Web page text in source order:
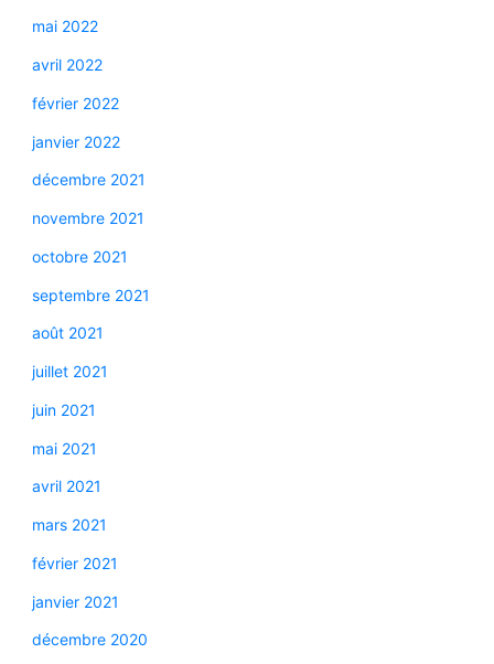
mai 2022
avril 2022
février 2022
janvier 2022
décembre 2021
novembre 2021
octobre 2021
septembre 2021
août 2021
juillet 2021
juin 2021
mai 2021
avril 2021
mars 2021
février 2021
janvier 2021
décembre 2020